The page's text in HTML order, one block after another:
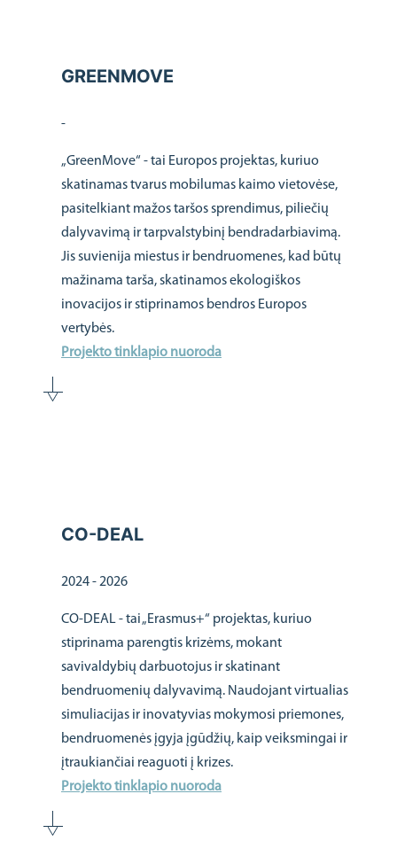
GREENMOVE
-
„GreenMove“ - tai Europos projektas, kuriuo
skatinamas tvarus mobilumas kaimo vietovėse,
pasitelkiant mažos taršos sprendimus, piliečių
dalyvavimą ir tarpvalstybinį bendradarbiavimą.
Jis suvienija miestus ir bendruomenes, kad būtų
mažinama tarša, skatinamos ekologiškos
inovacijos ir stiprinamos bendros Europos
vertybės.
Projekto tinklapio nuoroda
CO-DEAL
2024 - 2026
CO-DEAL - tai „Erasmus+“ projektas, kuriuo
stiprinama parengtis krizėms, mokant
savivaldybių darbuotojus ir skatinant
bendruomenių dalyvavimą. Naudojant virtualias
simuliacijas ir inovatyvias mokymosi priemones,
bendruomenės įgyja įgūdžių, kaip veiksmingai ir
įtraukiančiai reaguoti į krizes.
Projekto tinklapio nuoroda